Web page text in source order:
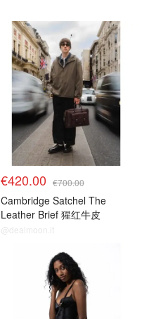
€420.00 €700.00
Cambridge Satchel The
Leather Brief 猩红牛皮
@dealmoon.it